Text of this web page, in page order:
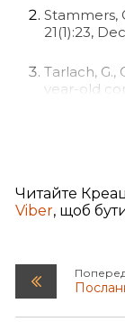
Stammers,
21(1):23,
Tarlach,
year-old
Kanciruk,
correlates.
623, 1978.
collective
Proc. R.
Читайте
Viber, щоб